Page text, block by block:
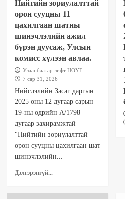
Нийтийн зориулалттай
орон сууцны 11
цахилгаан шатны
шинэчлэлийн ажил
бүрэн дуусаж, Улсын
комисс хүлээн авлаа.
Улаанбаатар лифт НӨҮГ
7 сар 31, 2026
Нийслэлийн Засаг даргын
2025 оны 12 дугаар сарын
19-ны өдрийн А/1798
дугаар захирамжтай
"Нийтийн зориулалттай
орон сууцны цахилгаан шат
шинэчлэлийн...
Дэлгэрэнгүй...